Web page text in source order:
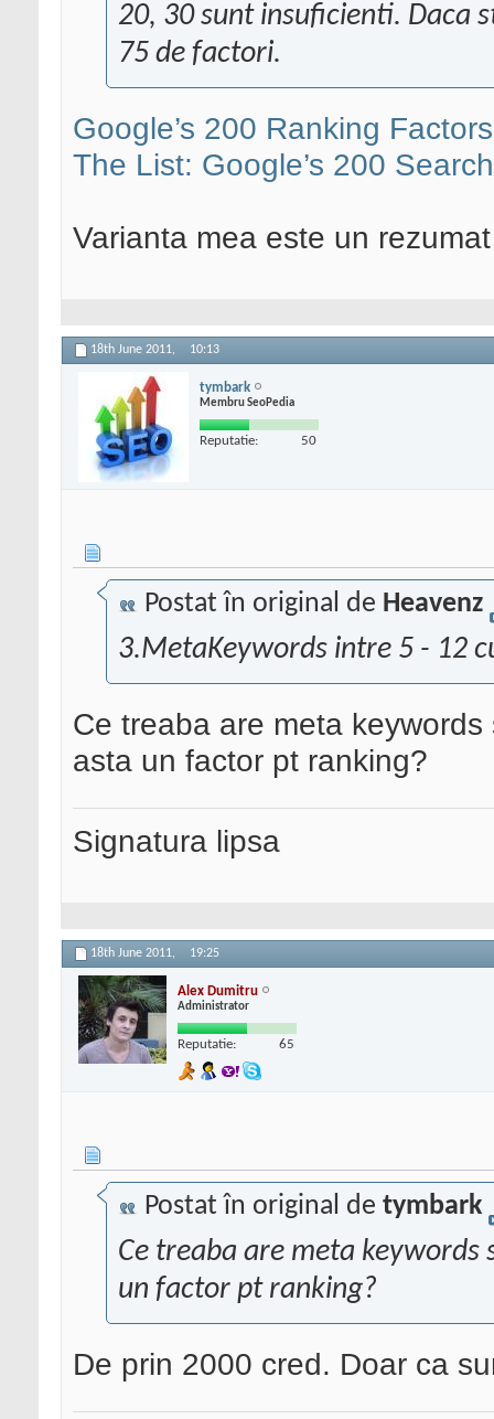
20, 30 sunt insuficienti. Daca
75 de factori.
Google’s 200 Ranking Factors
The List: Google’s 200
Varianta mea este un
18th June 2011, 10:13
tymbark
Membru SeoPedia
Reputatie: 50
Postat în original de Heavenz
3.MetaKeywords intre 5 - 12
Ce treaba are meta
asta un factor pt ranking?
Signatura lipsa
18th June 2011, 19:25
Alex Dumitru
Administrator
Reputatie: 65
Postat în original de tymbark
Ce treaba are meta keywords
un factor pt ranking?
De prin 2000 cred. Doar ca